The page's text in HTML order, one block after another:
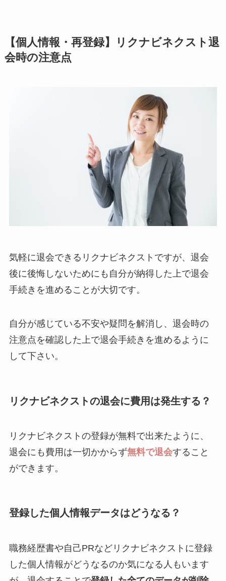
【個人情報・再登録】リクナビネクスト退
会時の注意点
気軽に退会できるリクナビネクストですが、退会
後に後悔しないためにも自分が納得した上で退会
手続きを進めることが大切です。
自分が感じている不安や疑問を解消し、退会時の
注意点を確認した上で退会手続きを進めるように
して下さい。
リクナビネクストの退会に費用は発生する？
リクナビネクストの登録が無料で出来たように、
退会にも費用は一切かからず無料で退会すること
ができます。
登録した個人情報データはどうなる？
職務経歴書や自己PRなどリクナビネクストに登録
した個人情報がどうなるのか気になる人もいます